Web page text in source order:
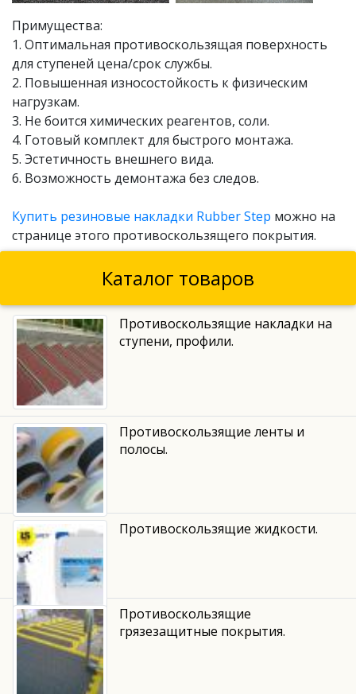
Примущества:
1. Оптимальная противоскользящая поверхность
для ступеней цена/срок службы.
2. Повышенная износостойкость к физическим
нагрузкам.
3. Не боится химических реагентов, соли.
4. Готовый комплект для быстрого монтажа.
5. Эстетичность внешнего вида.
6. Возможность демонтажа без следов.
Купить резиновые накладки Rubber Step можно на
странице этого противоскользящего покрытия.
Каталог товаров
Противоскользящие накладки на
ступени, профили.
Противоскользящие ленты и
полосы.
Противоскользящие жидкости.
Противоскользящие
грязезащитные покрытия.